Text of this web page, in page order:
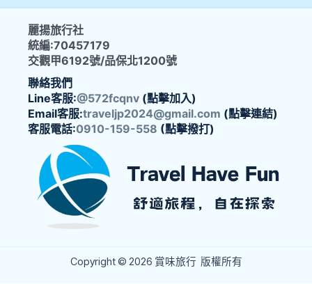
麗揚旅行社
統編:70457179
交觀甲6192號/品保北1200號
聯絡我們
Line客服:@572fcqnv (點擊加入)
Email客服:traveljp2024@gmail.com (點擊連結)
客服電話:0910-159-558 (點擊撥打)
Copyright © 2026 賞味旅行 版權所有